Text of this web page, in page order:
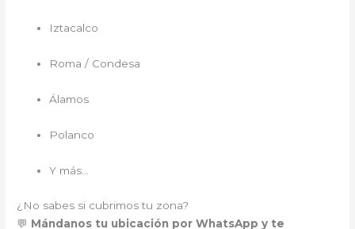
Iztacalco
Roma / Condesa
Álamos
Polanco
Y más…
¿No sabes si cubrimos tu zona?
💬 Mándanos tu ubicación por WhatsApp y te